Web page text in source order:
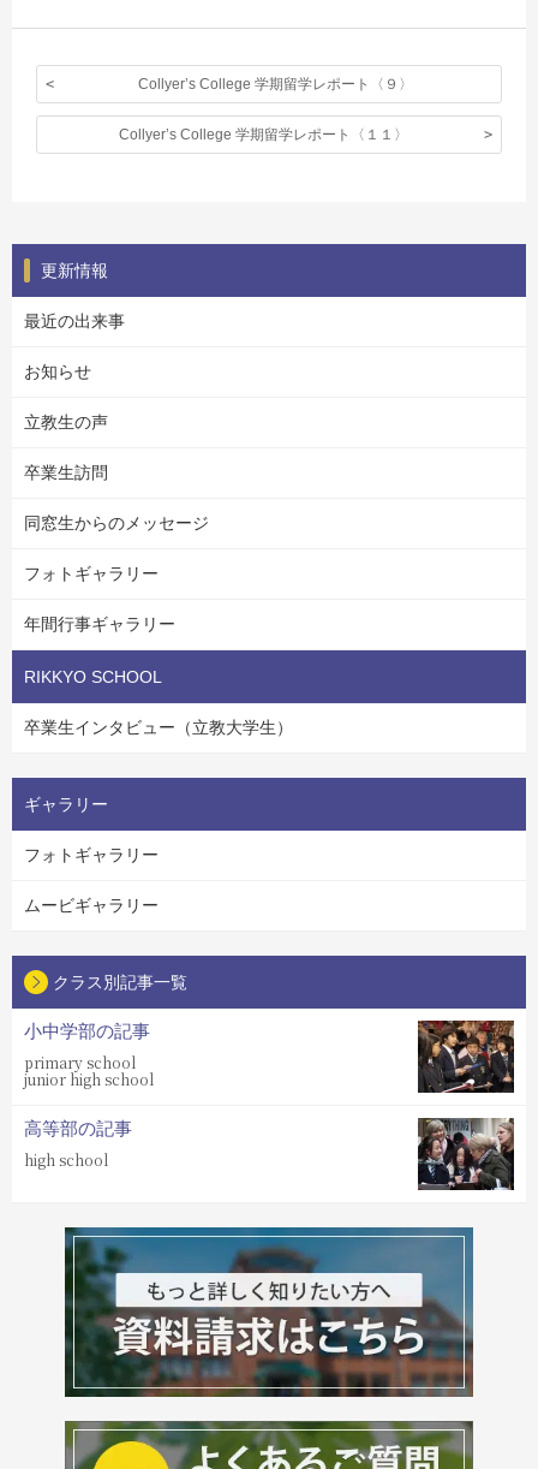
Collyer’s College 学期留学レポート〈９〉
Collyer’s College 学期留学レポート〈１１〉
更新情報
最近の出来事
お知らせ
立教生の声
卒業生訪問
同窓生からのメッセージ
フォトギャラリー
年間行事ギャラリー
RIKKYO SCHOOL
卒業生インタビュー（立教大学生）
ギャラリー
フォトギャラリー
ムービギャラリー
クラス別記事一覧
小中学部の記事
primary school
junior high school
高等部の記事
high school